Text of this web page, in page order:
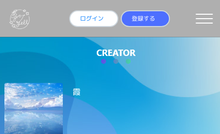
ログイン 登録する
霞